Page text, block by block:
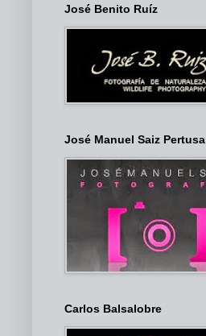
José Benito Ruíz
José Manuel Saiz Pertusa
Carlos Balsalobre